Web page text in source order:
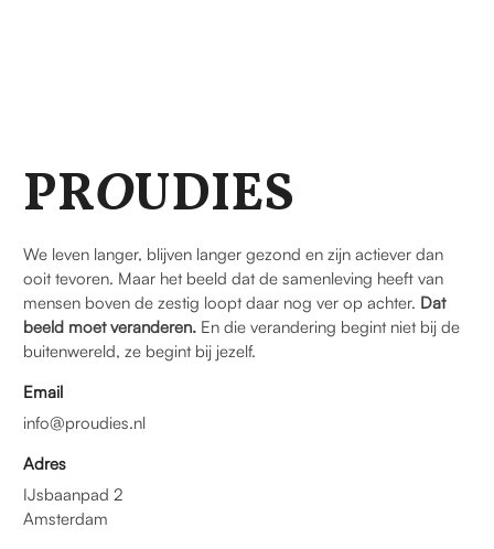
PROUDIES
We leven langer, blijven langer gezond en zijn actiever dan
ooit tevoren. Maar het beeld dat de samenleving heeft van
mensen boven de zestig loopt daar nog ver op achter. Dat
beeld moet veranderen. En die verandering begint niet bij de
buitenwereld, ze begint bij jezelf.
Email
info@proudies.nl
Adres
IJsbaanpad 2
Amsterdam